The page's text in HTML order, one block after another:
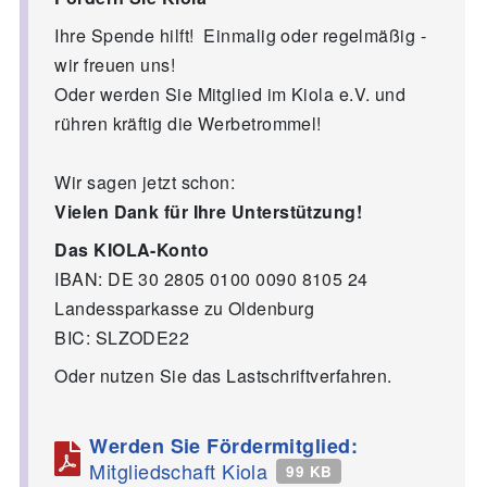
Ihre Spende hilft! Einmalig oder regelmäßig -
wir freuen uns!
Oder werden Sie Mitglied im Kiola e.V. und
rühren kräftig die Werbetrommel!
Wir sagen jetzt schon:
Vielen Dank für Ihre Unterstützung!
Das KIOLA-Konto
IBAN: DE 30 2805 0100 0090 8105 24
Landessparkasse zu Oldenburg
BIC: SLZODE22
Oder nutzen Sie das Lastschriftverfahren.
Werden Sie Fördermitglied:
Mitgliedschaft Kiola
99 KB